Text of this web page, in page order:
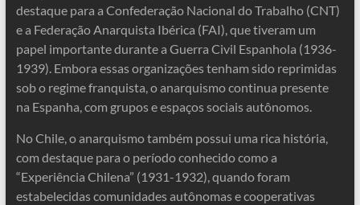
destaque para a Confederação Nacional do Trabalho (CNT)
e a Federação Anarquista Ibérica (FAI), que tiveram um
papel importante durante a Guerra Civil Espanhola (1936-
1939). Embora essas organizações tenham sido reprimidas
sob o regime franquista, o anarquismo continua presente
na Espanha, com grupos e espaços sociais autônomos.
No Chile, o anarquismo também possui uma rica história,
com destaque para o período conhecido como a
“Experiência Chilena” (1931-1932), quando foram
estabelecidas comunidades autônomas e cooperativas